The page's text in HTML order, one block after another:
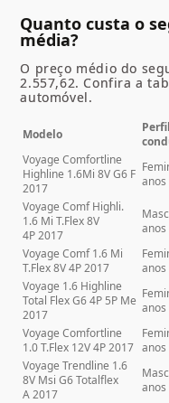
Quanto custa o
média?
O preço médio do
2.557,62. Confira a
automóvel.
Modelo
Voyage Comfortline
Highline 1.6Mi 8V G6 F
2017
anos
Voyage Comf Highli.
1.6 Mi T.Flex 8V
4P 2017
anos
Voyage Comf 1.6 Mi
T.Flex 8V 4P 2017
anos
Voyage 1.6 Highline
Total Flex G6 4P 5P Me
2017
anos
Voyage Comfortline
1.0 T.Flex 12V 4P 2017 anos
Voyage Trendline 1.6
8V Msi G6 Totalflex
A 2017
anos